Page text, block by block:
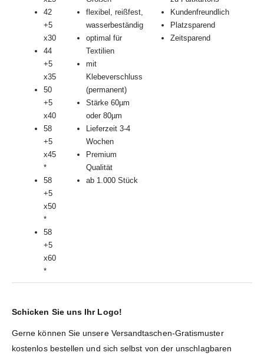
42
+5
x30
44
+5
x35
50
+5
x40
58
+5
x45
*
58
+5
x50
*
58
+5
x60
*
flexibel, reißfest,
wasserbeständig
optimal für
Textilien
mit
Klebeverschluss
(permanent)
Stärke 60µm
oder 80µm
Lieferzeit 3-4
Wochen
Premium
Qualität
ab 1.000 Stück
Kundenfreundlich
Platzsparend
Zeitsparend
Schicken Sie uns Ihr Logo!
Gerne können Sie unsere Versandtaschen-Gratismuster
kostenlos bestellen und sich selbst von der unschlagbaren